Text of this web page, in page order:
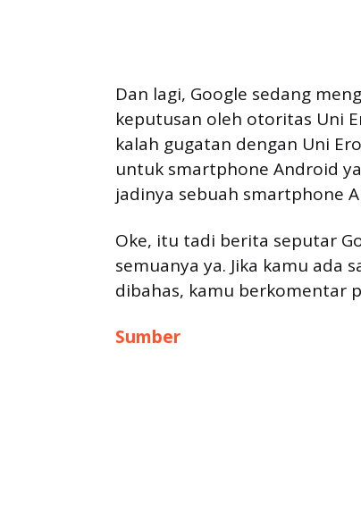
Dan lagi, Google sedang
keputusan oleh otoritas Uni
kalah gugatan dengan Uni
untuk smartphone Android
jadinya sebuah smartphone
Oke, itu tadi berita seputar
semuanya ya. Jika kamu ada
dibahas, kamu berkomentar
Sumber